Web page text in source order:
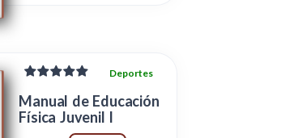
Deportes
Manual de Educación
Física Juvenil I